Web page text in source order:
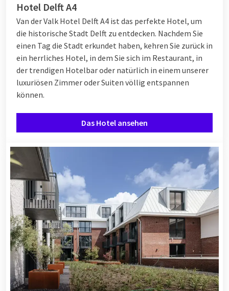
Hotel Delft A4
Van der Valk Hotel Delft A4 ist das perfekte Hotel, um
die historische Stadt Delft zu entdecken. Nachdem Sie
einen Tag die Stadt erkundet haben, kehren Sie zurück in
ein herrliches Hotel, in dem Sie sich im Restaurant, in
der trendigen Hotelbar oder natürlich in einem unserer
luxuriösen Zimmer oder Suiten völlig entspannen
können.
Das Hotel ansehen